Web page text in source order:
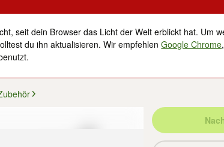
seit dein Browser das Licht der Welt erblickt hat. Um
du ihn aktualisieren. Wir empfehlenGoogle Chrome,